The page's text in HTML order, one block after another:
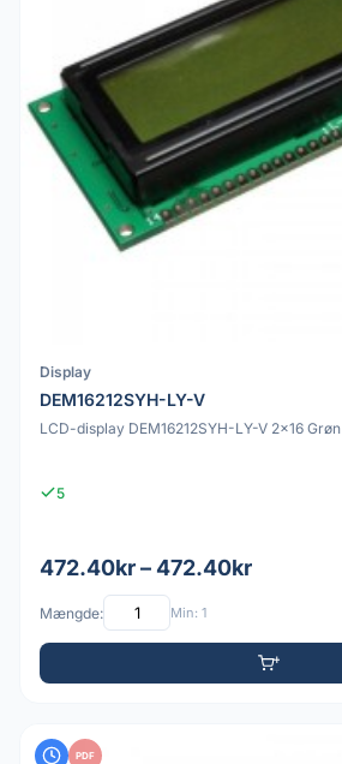
Display
DEM16212SYH-LY-V
LCD-display DEM16212SYH-LY-V 2x16 Grøn
5
472.40kr – 472.40kr
Mængde: Min: 1
PDF